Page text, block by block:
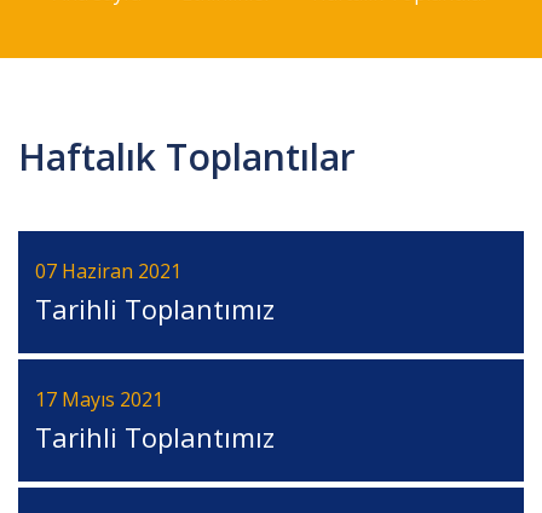
Haftalık Toplantılar
07 Haziran 2021
Tarihli Toplantımız
17 Mayıs 2021
Tarihli Toplantımız